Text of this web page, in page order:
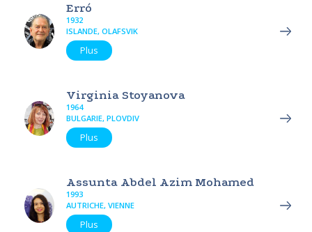
Erró
1932
ISLANDE, OLAFSVIK
Plus
Virginia Stoyanova
1964
BULGARIE, PLOVDIV
Plus
Assunta Abdel Azim Mohamed
1993
AUTRICHE, VIENNE
Plus